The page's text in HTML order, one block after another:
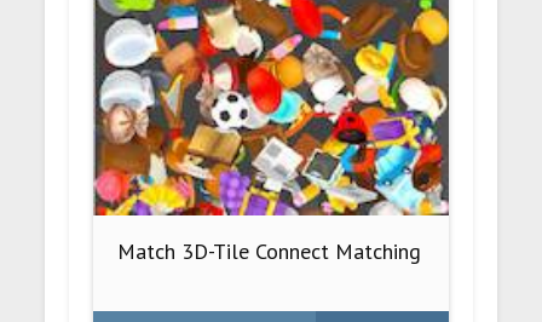
Match 3D-Tile Connect Matching